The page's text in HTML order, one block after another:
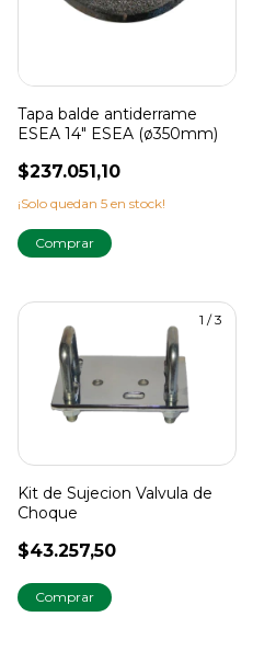
Tapa balde antiderrame
ESEA 14" ESEA (ø350mm)
$237.051,10
¡Solo quedan 5 en stock!
1 /3
Kit de Sujecion Valvula de
Choque
$43.257,50